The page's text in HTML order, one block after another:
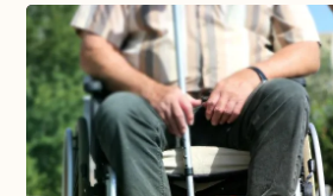
Liste de pages